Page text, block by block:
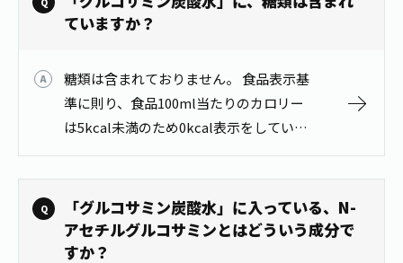
ていますか？
糖類は含まれておりません。 食品表示基
準に則り、食品100ml当たりのカロリー
は5kcal未満のため0kcal表示をしていま
す。 なお、計算値では100ml当たりのカ
ロリーは1.2kcalです。 商品情報はこちら
から h…
「グルコサミン炭酸水」に入っている、N-
アセチルグルコサミンとはどういう成分で
すか？